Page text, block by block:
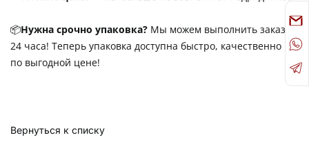
📦Нужна срочно упаковка? Мы можем выполнить заказ за
24 часа! Теперь упаковка доступна быстро, качественно и
по выгодной цене!
Вернуться к списку